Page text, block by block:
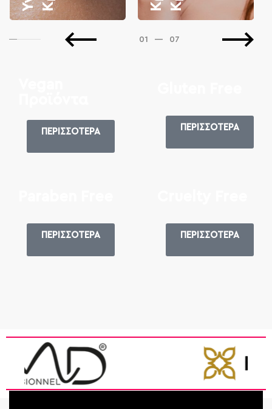
01 — 07
ΠΕΡΙΣΣΟΤΕΡΑ ΠΕΡΙΣΣΟΤΕΡΑ
ΠΕΡΙΣΣΟΤΕΡΑ ΠΕΡΙΣΣΟΤΕΡΑ